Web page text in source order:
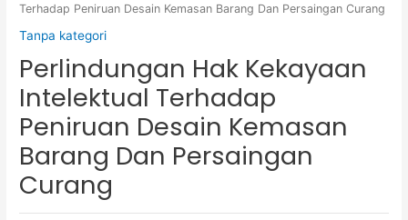
Terhadap Peniruan Desain Kemasan Barang Dan Persaingan Curang
Tanpa kategori
Perlindungan Hak Kekayaan
Intelektual Terhadap
Peniruan Desain Kemasan
Barang Dan Persaingan
Curang